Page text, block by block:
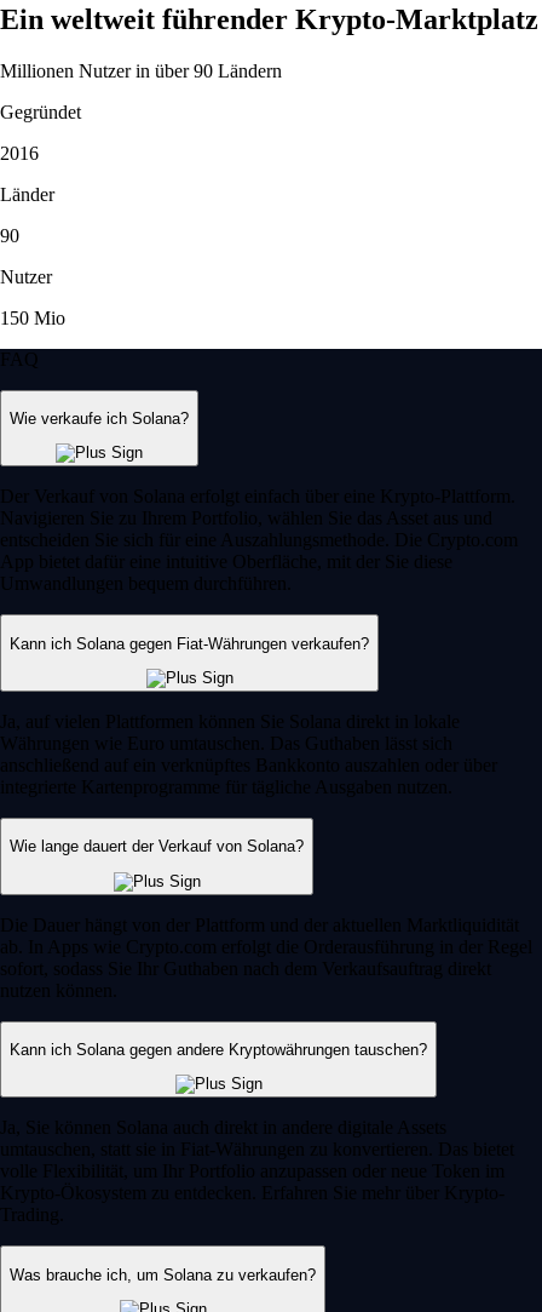
Ein weltweit führender Krypto-Marktplatz
Millionen Nutzer in über 90 Ländern
Gegründet
2016
Länder
90
Nutzer
150 Mio
FAQ
Wie verkaufe ich Solana?
Der Verkauf von Solana erfolgt einfach über eine Krypto-Plattform.
Navigieren Sie zu Ihrem Portfolio, wählen Sie das Asset aus und
entscheiden Sie sich für eine Auszahlungsmethode. Die Crypto.com
App bietet dafür eine intuitive Oberfläche, mit der Sie diese
Umwandlungen bequem durchführen.
Kann ich Solana gegen Fiat-Währungen verkaufen?
Ja, auf vielen Plattformen können Sie Solana direkt in lokale
Währungen wie Euro umtauschen. Das Guthaben lässt sich
anschließend auf ein verknüpftes Bankkonto auszahlen oder über
integrierte Kartenprogramme für tägliche Ausgaben nutzen.
Wie lange dauert der Verkauf von Solana?
Die Dauer hängt von der Plattform und der aktuellen Marktliquidität
ab. In Apps wie Crypto.com erfolgt die Orderausführung in der Regel
sofort, sodass Sie Ihr Guthaben nach dem Verkaufsauftrag direkt
nutzen können.
Kann ich Solana gegen andere Kryptowährungen tauschen?
Ja, Sie können Solana auch direkt in andere digitale Assets
umtauschen, statt sie in Fiat-Währungen zu konvertieren. Das bietet
volle Flexibilität, um Ihr Portfolio anzupassen oder neue Token im
Krypto-Ökosystem zu entdecken. Erfahren Sie mehr über Krypto-
Trading.
Was brauche ich, um Solana zu verkaufen?